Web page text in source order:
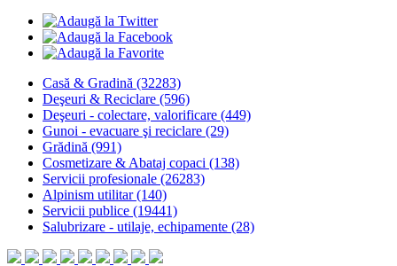
Casă & Gradină (32283)
Deşeuri & Reciclare (596)
Deşeuri - colectare, valorificare (449)
Gunoi - evacuare şi reciclare (29)
Grădină (991)
Cosmetizare & Abataj copaci (138)
Servicii profesionale (26283)
Alpinism utilitar(140)
Servicii publice (19441)
Salubrizare - utilaje, echipamente (28)